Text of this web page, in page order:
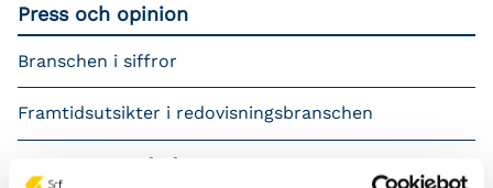
Press och opinion
Branschen i siffror
Framtidsutsikter i redovisningsbranschen
Prenumerera på våra nyhetsbrev